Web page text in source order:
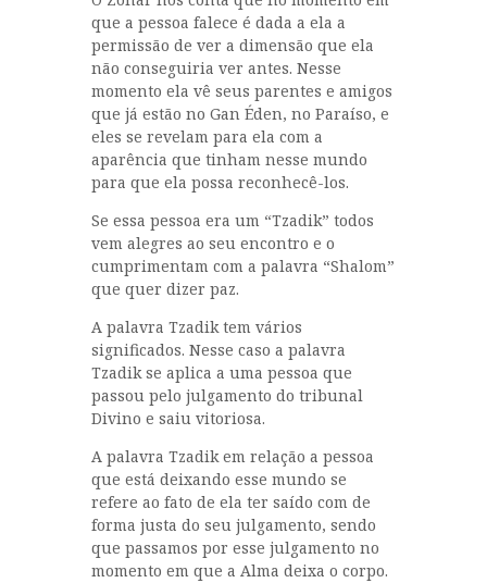
que a pessoa falece é dada a ela a
permissão de ver a dimensão que ela
não conseguiria ver antes. Nesse
momento ela vê seus parentes e amigos
que já estão no Gan Éden, no Paraíso, e
eles se revelam para ela com a
aparência que tinham nesse mundo
para que ela possa reconhecê-los.
Se essa pessoa era um “Tzadik” todos
vem alegres ao seu encontro e o
cumprimentam com a palavra “Shalom”
que quer dizer paz.
A palavra Tzadik tem vários
significados. Nesse caso a palavra
Tzadik se aplica a uma pessoa que
passou pelo julgamento do tribunal
Divino e saiu vitoriosa.
A palavra Tzadik em relação a pessoa
que está deixando esse mundo se
refere ao fato de ela ter saído com de
forma justa do seu julgamento, sendo
que passamos por esse julgamento no
momento em que a Alma deixa o corpo.